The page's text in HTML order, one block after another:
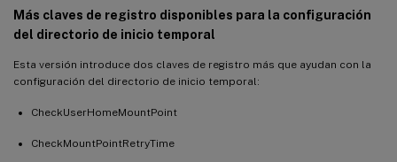
Más claves de registro disponibles para la configuración
del directorio de inicio temporal
Esta versión introduce dos claves de registro más que ayudan con la
configuración del directorio de inicio temporal:
CheckUserHomeMountPoint
CheckMountPointRetryTime